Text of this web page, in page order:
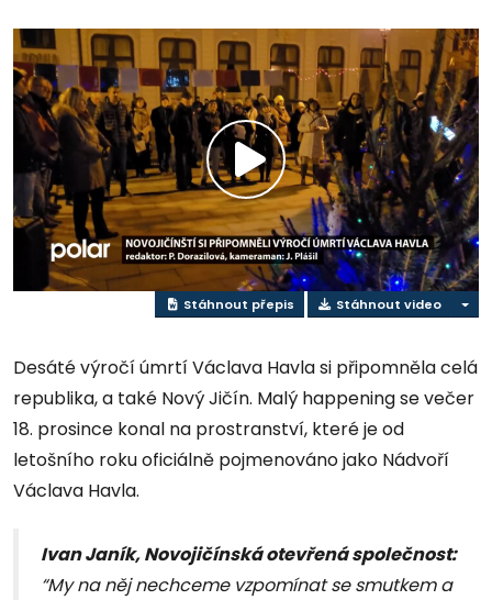
Přehrát
video
Stáhnout přepis Stáhnout video
Desáté výročí úmrtí Václava Havla si připomněla celá
republika, a také Nový Jičín. Malý happening se večer
18. prosince konal na prostranství, které je od
letošního roku oficiálně pojmenováno jako Nádvoří
Václava Havla.
Ivan Janík, Novojičínská otevřená společnost:
“My na něj nechceme vzpomínat se smutkem a